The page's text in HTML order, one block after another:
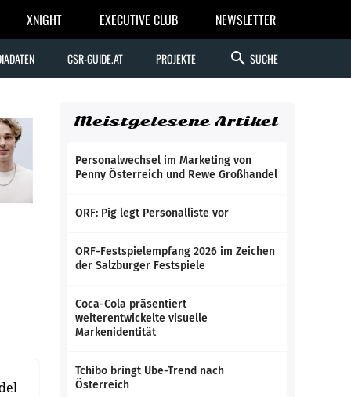
XNIGHT EXECUTIVE CLUB NEWSLETTER
CSR-GUIDE.AT PROJEKTE search SUCHE
Meistgelesene Artikel
Personalwechsel im Marketing von
Penny Österreich und Rewe Großhandel
ORF: Pig legt Personalliste vor
ORF-Festspielempfang 2026 im Zeichen
der Salzburger Festspiele
Coca-Cola präsentiert
weiterentwickelte visuelle
Markenidentität
Tchibo bringt Ube-Trend nach
Österreich